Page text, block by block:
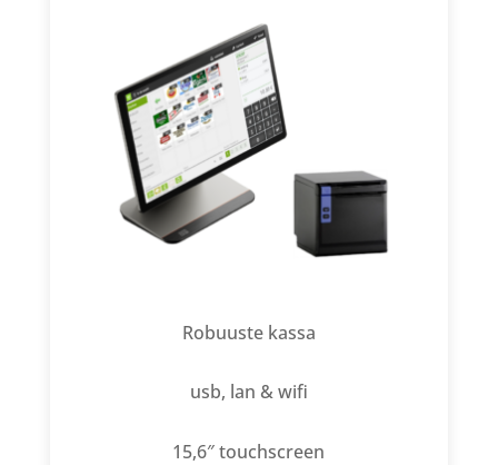
Robuuste kassa
usb, lan & wifi
15,6″ touchscreen